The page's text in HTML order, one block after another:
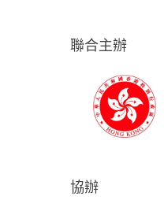
聯合主辦
協辦